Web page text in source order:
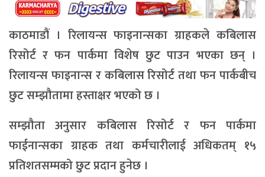
काठमाडौं । रिलायन्स फाइनान्सका ग्राहकले कबिलास
रिसोर्ट र फन पार्कमा विशेष छुट पाउन भएका छन् ।
रिलायन्स फाइनान्स र कबिलास रिसोर्ट तथा फन पार्कबीच
छुट सम्झौतामा हस्ताक्षर भएको छ ।
सम्झौता अनुसार कबिलास रिसोर्ट र फन पार्कमा
फाईनान्सका ग्राहक तथा कर्मचारीलाई अधिकतम् १५
प्रतिशतसम्मको छुट प्रदान हुनेछ ।